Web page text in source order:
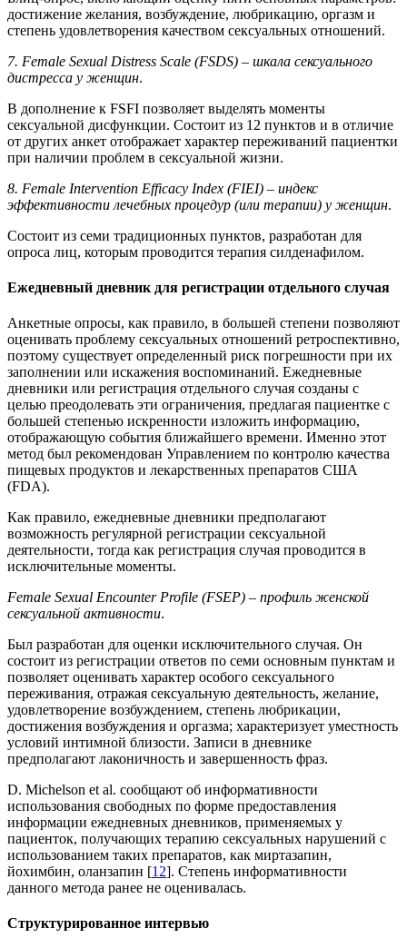
достижение желания, возбуждение, любрикацию, оргазм и
степень удовлетворения качеством сексуальных отношений.
7. Female Sexual Distress Scale (FSDS) – шкала сексуального
дистресса у женщин.
В дополнение к FSFI позволяет выделять моменты
сексуальной дисфункции. Состоит из 12 пунктов и в отличие
от других анкет отображает характер переживаний пациентки
при наличии проблем в сексуальной жизни.
8. Female Intervention Efficacy Index (FIEI) – индекс
эффективности лечебных процедур (или терапии) у женщин.
Состоит из семи традиционных пунктов, разработан для
опроса лиц, которым проводится терапия силденафилом.
Ежедневный дневник для регистрации отдельного случая
Анкетные опросы, как правило, в большей степени позволяют
оценивать проблему сексуальных отношений ретроспективно,
поэтому существует определенный риск погрешности при их
заполнении или искажения воспоминаний. Ежедневные
дневники или регистрация отдельного случая созданы с
целью преодолевать эти ограничения, предлагая пациентке с
большей степенью искренности изложить информацию,
отображающую события ближайшего времени. Именно этот
метод был рекомендован Управлением по контролю качества
пищевых продуктов и лекарственных препаратов США
(FDA).
Как правило, ежедневные дневники предполагают
возможность регулярной регистрации сексуальной
деятельности, тогда как регистрация случая проводится в
исключительные моменты.
Female Sexual Encounter Profile (FSEP) – профиль женской
сексуальной активности.
Был разработан для оценки исключительного случая. Он
состоит из регистрации ответов по семи основным пунктам и
позволяет оценивать характер особого сексуального
переживания, отражая сексуальную деятельность, желание,
удовлетворение возбуждением, степень любрикации,
достижения возбуждения и оргазма; характеризует уместность
условий интимной близости. Записи в дневнике
предполагают лаконичность и завершенность фраз.
D. Michelson et al. сообщают об информативности
использования свободных по форме предоставления
информации ежедневных дневников, применяемых у
пациенток, получающих терапию сексуальных нарушений с
использованием таких препаратов, как миртазапин,
йохимбин, оланзапин [12]. Степень информативности
данного метода ранее не оценивалась.
Структурированное интервью